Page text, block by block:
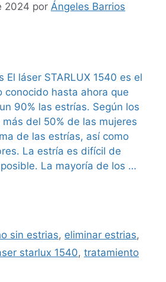
2024 por Ángeles Barrios
El láser STARLUX 1540 es el
conocido hasta ahora que
90% las estrías. Según los
del 50% de las mujeres
de las estrías, así como
La estría es difícil de
La mayoría de los …
sin estrias, eliminar estrias,
starlux 1540, tratamiento